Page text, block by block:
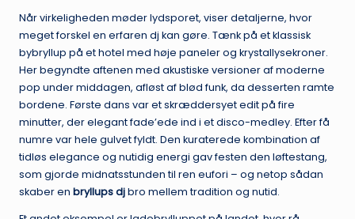
Når virkeligheden møder lydsporet, viser detaljerne, hvor
meget forskel en erfaren dj kan gøre. Tænk på et klassisk
bybryllup på et hotel med høje paneler og krystallysekroner.
Her begyndte aftenen med akustiske versioner af moderne
pop under middagen, afløst af blød funk, da desserten ramte
bordene. Første dans var et skræddersyet edit på fire
minutter, der elegant fade’ede ind i et disco-medley. Efter få
numre var hele gulvet fyldt. Den kuraterede kombination af
tidløs elegance og nutidig energi gav festen den løftestang,
som gjorde midnatsstunden til ren eufori – og netop sådan
skaber en bryllups djbro mellem tradition og nutid.